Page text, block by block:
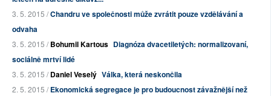
3. 5. 2015 /Chandru ve společnosti může zvrátit pouze vzdělávání a
odvaha
3. 5. 2015 /Bohumil Kartous Diagnóza dvacetiletých: normalizovaní,
sociálně mrtví lidé
3. 5. 2015 /Daniel Veselý Válka, která neskončila
2. 5. 2015 /Ekonomická segregace je pro budoucnost závažnější než